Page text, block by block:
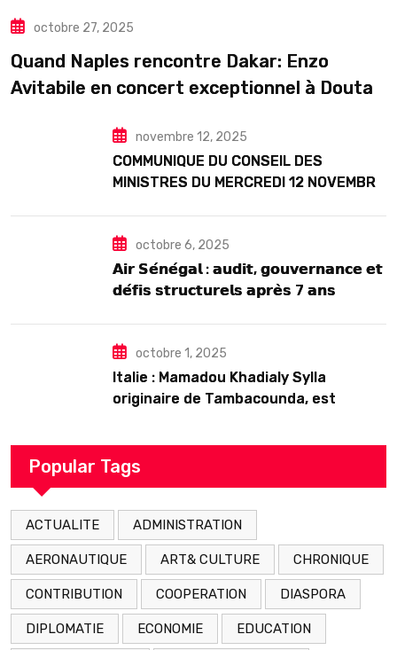
TOURISME
octobre 27, 2025
Quand Naples rencontre Dakar: Enzo
Avitabile en concert exceptionnel à Douta
novembre 12, 2025
COMMUNIQUE DU CONSEIL DES
MINISTRES DU MERCREDI 12 NOVEMBRE
octobre 6, 2025
𝗔𝗶𝗿 𝗦𝗲́𝗻𝗲́𝗴𝗮𝗹 : 𝗮𝘂𝗱𝗶𝘁, 𝗴𝗼𝘂𝘃𝗲𝗿𝗻𝗮𝗻𝗰𝗲 𝗲𝘁
𝗱𝗲́𝗳𝗶𝘀 𝘀𝘁𝗿𝘂𝗰𝘁𝘂𝗿𝗲𝗹𝘀 𝗮𝗽𝗿𝗲̀𝘀 7 𝗮𝗻𝘀
octobre 1, 2025
Italie : Mamadou Khadialy Sylla
originaire de Tambacounda, est
arrestation
Popular Tags
ACTUALITE ADMINISTRATION
AERONAUTIQUE ART& CULTURE CHRONIQUE
CONTRIBUTION COOPERATION DIASPORA
DIPLOMATIE ECONOMIE EDUCATION